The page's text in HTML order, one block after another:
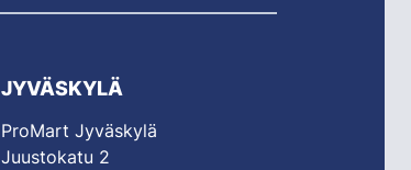
JYVÄSKYLÄ
ProMart Jyväskylä
Juustokatu 2